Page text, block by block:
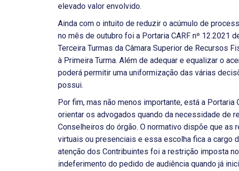
elevado valor envolvido.
Ainda com o intuito de reduzir o acúmulo de
no mês de outubro foi a Portaria CARF nº 12.2021
Terceira Turmas da Câmara Superior de Recursos
à Primeira Turma. Além de adequar e equalizar o
poderá permitir uma uniformização das várias
possui.
Por fim, mas não menos importante, está a Portaria
orientar os advogados quando da necessidade de
Conselheiros do órgão. O normativo dispõe que as
virtuais ou presenciais e essa escolha fica a cargo
atenção dos Contribuintes foi a restrição imposta
indeferimento do pedido de audiência quando já